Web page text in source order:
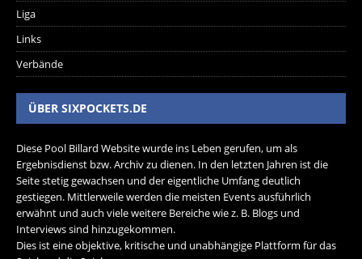
Liga
Links
Verbände
ÜBER SIXPOCKETS.DE
Diese Pool Billard Website wurde ins Leben gerufen, um als
Ergebnisdienst bzw. Archiv zu dienen. In den letzten Jahren ist die
Seite stetig gewachsen und der eigentliche Umfang deutlich
gestiegen. Mittlerweile werden die meisten Events ausführlich
erwähnt und auch viele weitere Bereiche wie z. B. Blogs und
Interviews sind hinzugekommen.
Dies ist eine objektive, kritische und unabhängige Plattform für das